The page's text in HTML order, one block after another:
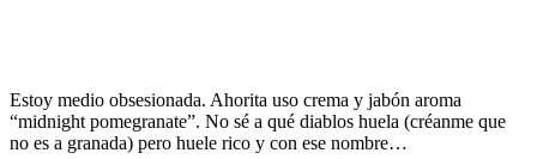
Estoy medio obsesionada. Ahorita uso crema y jabón aroma
“midnight pomegranate”. No sé a qué diablos huela (créanme que
no es a granada) pero huele rico y con ese nombre…